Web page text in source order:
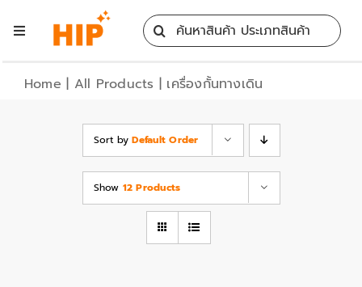
Toggle
All Products
Search
for:
Home | All Products | เครื่องกั้นทางเดิน
Sort byDefault Order
Show 12 Products